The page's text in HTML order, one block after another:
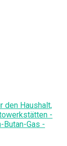
den Haushalt,
-
Butan-Gas -